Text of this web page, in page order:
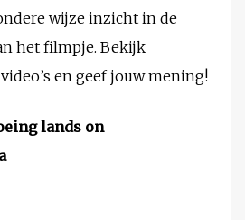
wijze inzicht in de
het filmpje. Bekijk
en geef jouw mening!
lands on